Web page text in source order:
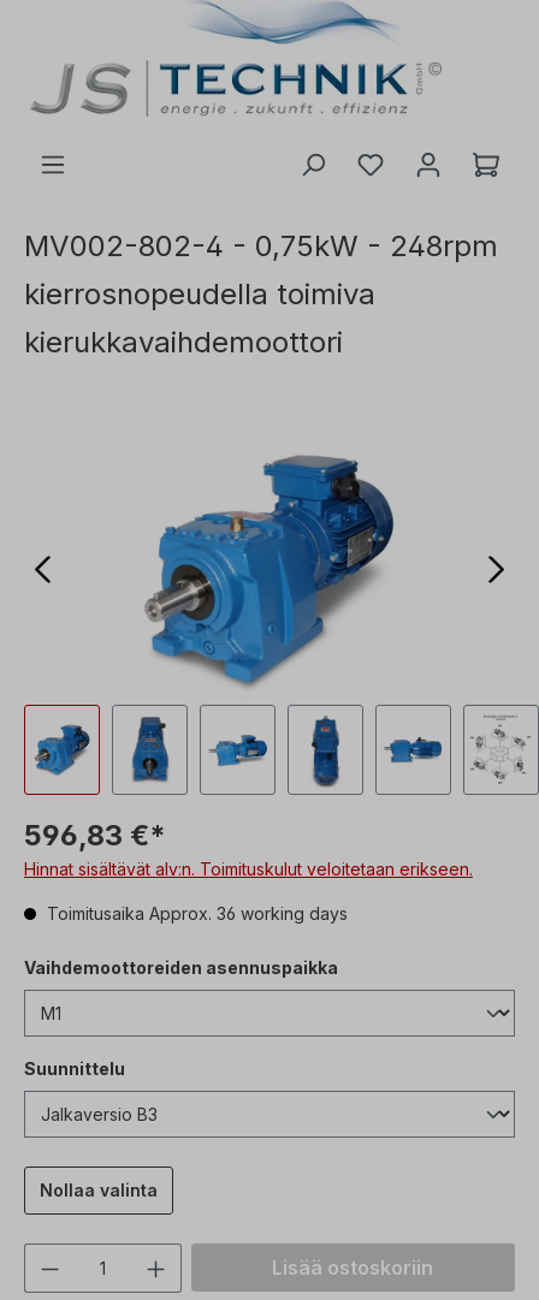
MV002-802-4 - 0,75kW - 248rpm
kierrosnopeudella toimiva
kierukkavaihdemoottori
596,83 €*
Hinnat sisältävät alv:n. Toimituskulut veloitetaan erikseen.
Toimitusaika Approx. 36 working days
Vaihdemoottoreiden asennuspaikka
Suunnittelu
Nollaa valinta
Tuotteen määrä: Syötä haluttu arvo tai
Lisää ostoskoriin